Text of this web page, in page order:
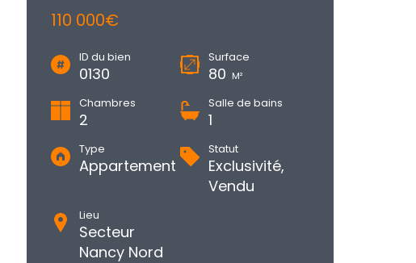
110 000€
ID du bien
0130
Surface
80 M²
Chambres
2
Salle de bains
1
Type
Appartement
Statut
Exclusivité,
Vendu
Lieu
Secteur
Nancy Nord